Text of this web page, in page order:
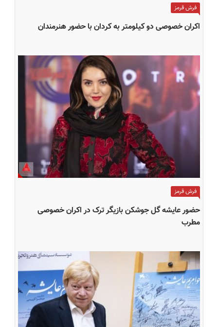
فرش قرمز
اکران خصوصی دو کیلومتر به کردان با حضور هنرمندان
فرش قرمز
حضور عایشه گل جوشکن بازیگر ترک در اکران خصوصی
مطرب